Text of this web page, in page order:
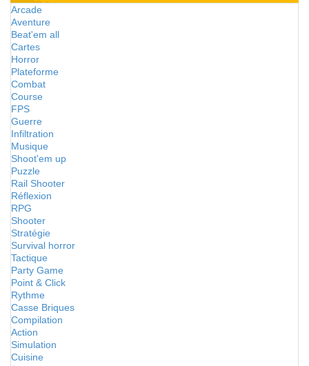
Arcade
Aventure
Beat'em all
Cartes
Horror
Plateforme
Combat
Course
FPS
Guerre
Infiltration
Musique
Shoot'em up
Puzzle
Rail Shooter
Réflexion
RPG
Shooter
Stratégie
Survival horror
Tactique
Party Game
Point & Click
Rythme
Casse Briques
Compilation
Action
Simulation
Cuisine